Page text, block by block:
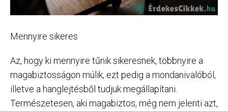
Mennyire sikeres
Az, hogy ki mennyire tűnik sikeresnek, többnyire a
magabiztosságon múlik, ezt pedig a mondanivalóból,
illetve a hanglejtésből tudjuk megállapítani.
Természetesen, aki magabiztos, még nem jelenti azt,